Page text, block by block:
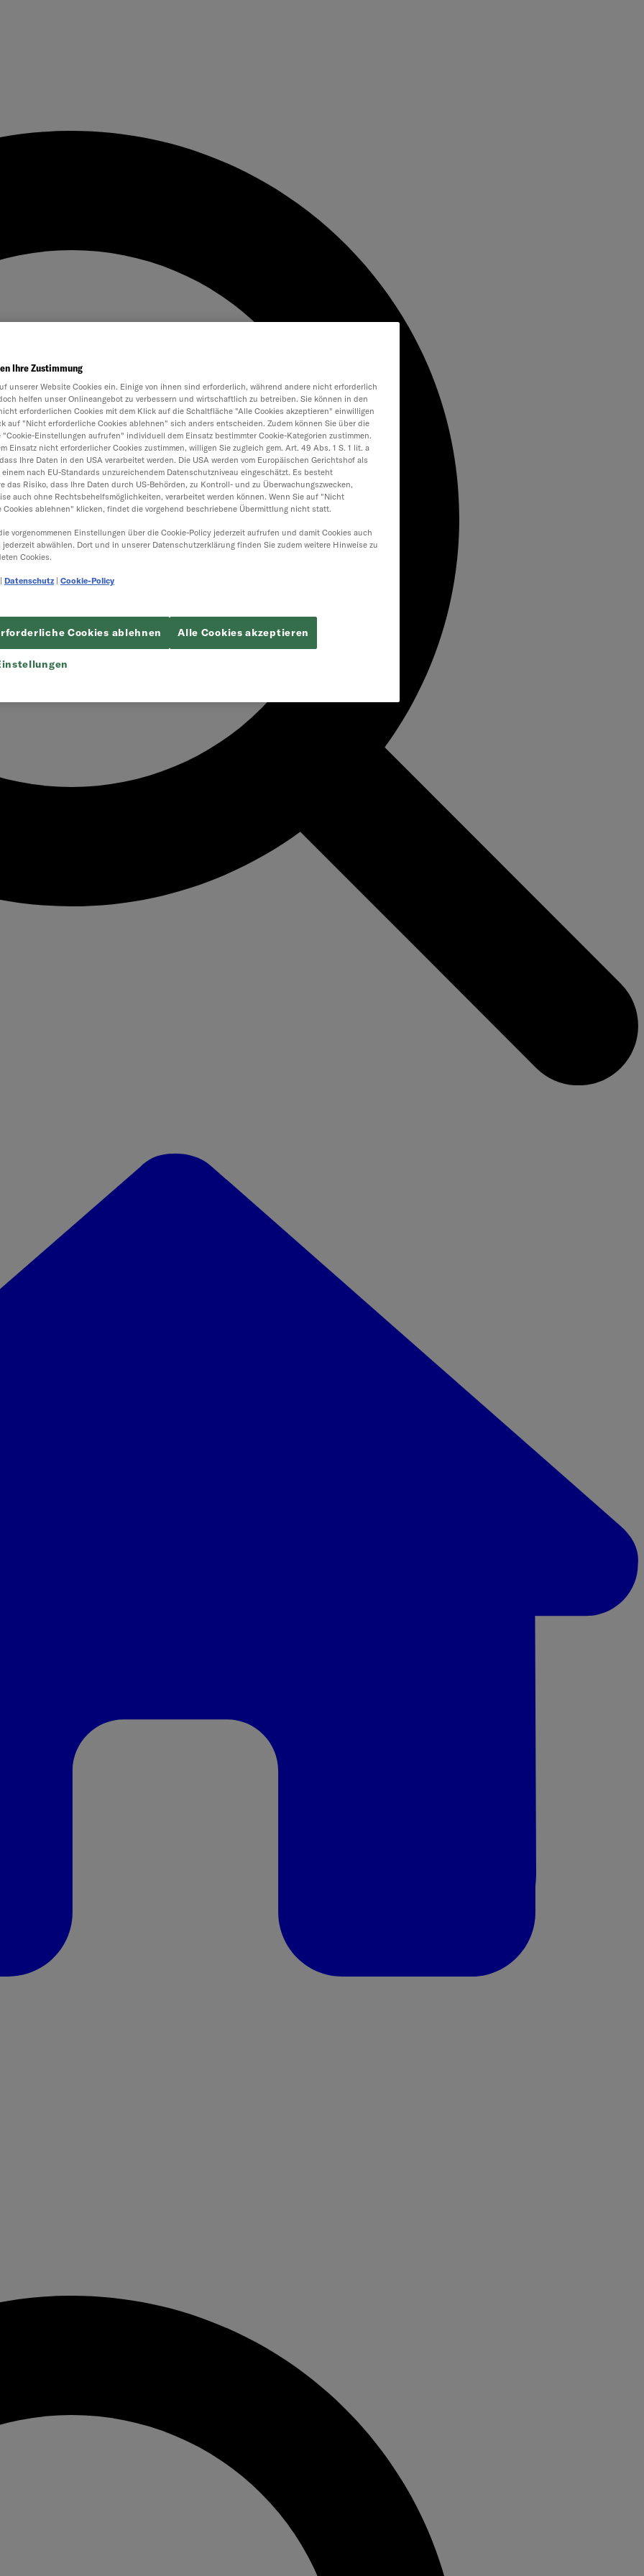
Ihre Zustimmung
unserer Website Cookies ein. Einige von ihnen sind erforderlich, während andere nicht erforderlich
helfen unser Onlineangebot zu verbessern und wirtschaftlich zu betreiben. Sie können in den
erforderlichen Cookies mit dem Klick auf die Schaltfläche "Alle Cookies akzeptieren" einwilligen
auf "Nicht erforderliche Cookies ablehnen" sich anders entscheiden. Zudem können Sie über die
Einstellungen aufrufen" individuell dem Einsatz bestimmter Cookie-Kategorien zustimmen.
Einsatz nicht erforderlicher Cookies zustimmen, willigen Sie zugleich gem. Art. 49 Abs. 1 S. 1 lit. a
Ihre Daten in den USA verarbeitet werden. Die USA werden vom Europäischen Gerichtshof als
nach EU-Standards unzureichendem Datenschutzniveau eingeschätzt. Es besteht
das Risiko, dass Ihre Daten durch US-Behörden, zu Kontroll- und zu Überwachungszwecken,
auch ohne Rechtsbehelfsmöglichkeiten, verarbeitet werden können. Wenn Sie auf "Nicht
Cookies ablehnen" klicken, findet die vorgehend beschriebene Übermittlung nicht statt.
vorgenommenen Einstellungen über die Cookie-Policy jederzeit aufrufen und damit Cookies auch
abwählen. Dort und in unserer Datenschutzerklärung finden Sie zudem weitere Hinweise zu
Cookies.
Datenschutz| Cookie-Policy
Cookies ablehnen Alle Cookies akzeptieren